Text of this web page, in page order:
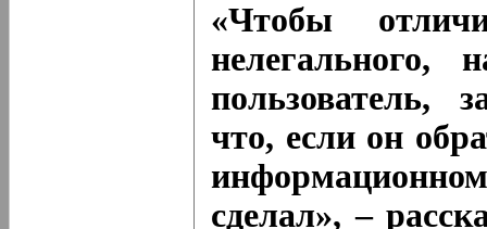
«Чтобы
нелегального,
пользователь,
что, если он
сделал», –